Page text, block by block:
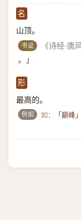
名
山顶。
书证 《诗经·唐
。」
形
最高的。
例如 如： 「巅峰」